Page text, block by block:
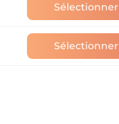
Sélectionner
Sélectionner